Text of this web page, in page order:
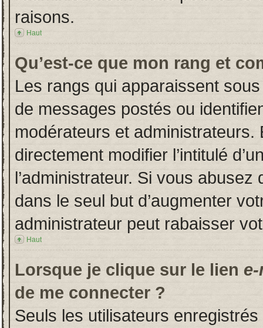
raisons.
Haut
Qu’est-ce que mon rang et
Les rangs qui apparaissent
de messages postés ou
modérateurs et
directement modifier l’intitulé
l’administrateur. Si vous
dans le seul but d’augmenter
administrateur peut rabaisser
Haut
Lorsque je clique sur le lien
de me connecter ?
Seuls les utilisateurs